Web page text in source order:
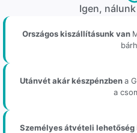
Igen,
Országos kiszállításunk van
Utánvét akár készpénzbena
a
Személyes átvételi lehetőség